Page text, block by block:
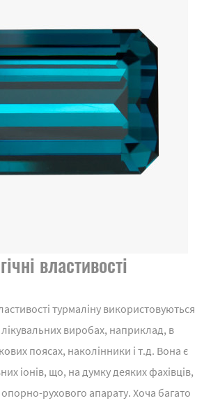
властивості
турмаліну використовуються
лікувальних виробах, наприклад, в
поясах, наколінники і т.д. Вона є
іонів, що, на думку деяких фахівців,
рухового апарату. Хоча багато